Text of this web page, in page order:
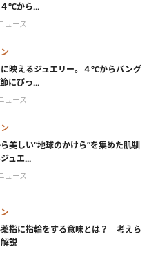
℃から...
ュース
映えるジュエリー。４℃からバング
にぴっ...
ュース
美しい“地球のかけら”を集めた肌馴
ュエ...
ュース
指に指輪をする意味とは？ 考えら
説